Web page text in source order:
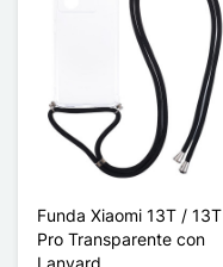
Funda Xiaomi 13T / 13T
Pro Transparente con
Lanyard